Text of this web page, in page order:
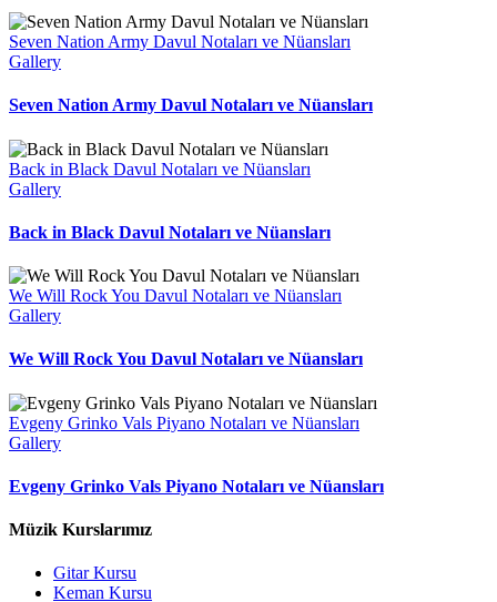
Seven Nation Army Davul Notaları ve Nüansları
Gallery
Seven Nation Army Davul Notaları ve Nüansları
Back in Black Davul Notaları ve Nüansları
Gallery
Back in Black Davul Notaları ve Nüansları
We Will Rock You Davul Notaları ve Nüansları
Gallery
We Will Rock You Davul Notaları ve Nüansları
Evgeny Grinko Vals Piyano Notaları ve Nüansları
Gallery
Evgeny Grinko Vals Piyano Notaları ve Nüansları
Müzik Kurslarımız
Gitar Kursu
Keman Kursu